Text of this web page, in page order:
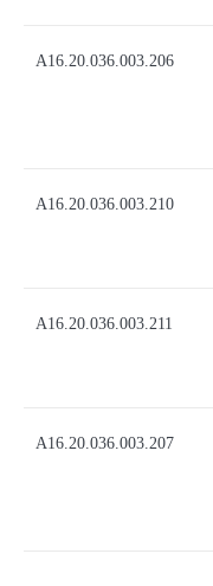
А16.20.036.003.206
А16.20.036.003.210
A16.20.036.003.211
А16.20.036.003.207